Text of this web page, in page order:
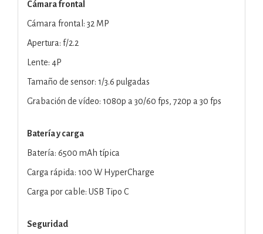
Cámara frontal
Cámara frontal: 32 MP
Apertura: f/2.2
Lente: 4P
Tamaño de sensor: 1/3.6 pulgadas
Grabación de vídeo: 1080p a 30/60 fps, 720p a 30 fps
Batería y carga
Batería: 6500 mAh típica
Carga rápida: 100 W HyperCharge
Carga por cable: USB Tipo C
Seguridad